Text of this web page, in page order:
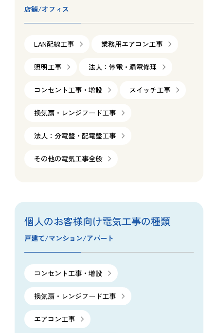
個人のお客様向け電気工事の種類
戸建て/マンション/アパート
コンセント工事・増設
換気扇・レンジフード工事
エアコン工事
店舗/オフィス
LAN配線工事 業務用エアコン工事
照明工事 法人：停電・漏電修理
コンセント工事・増設 スイッチ工事
換気扇・レンジフード工事
法人：分電盤・配電盤工事
その他の電気工事全般